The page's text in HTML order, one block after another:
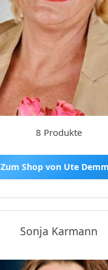
8 Produkte
Zum Shop von Ute
Sonja Karmann